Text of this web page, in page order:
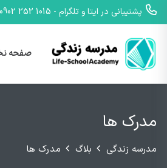
پشتیبانی در ایتا و تلگرام - 1015 252 0902
صفحه
مدرک ها
مدرسه زندگی بلاگ مدرک ها